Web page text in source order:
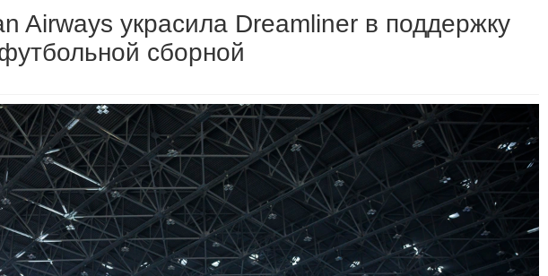
Airways украсила Dreamliner в поддержку
сборной